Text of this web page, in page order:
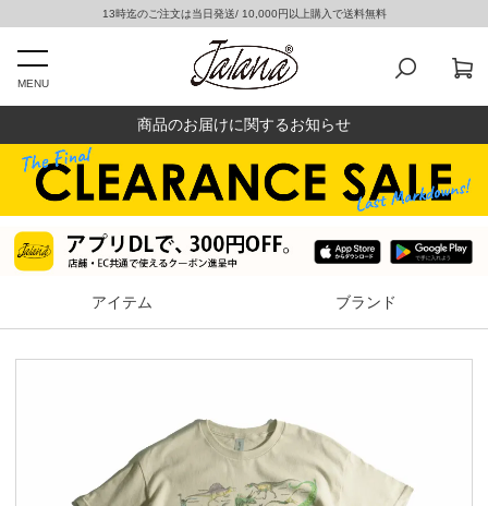
13時迄のご注文は当日発送/ 10,000円以上購入で送料無料
MENU
商品のお届けに関するお知らせ
アイテム ブランド